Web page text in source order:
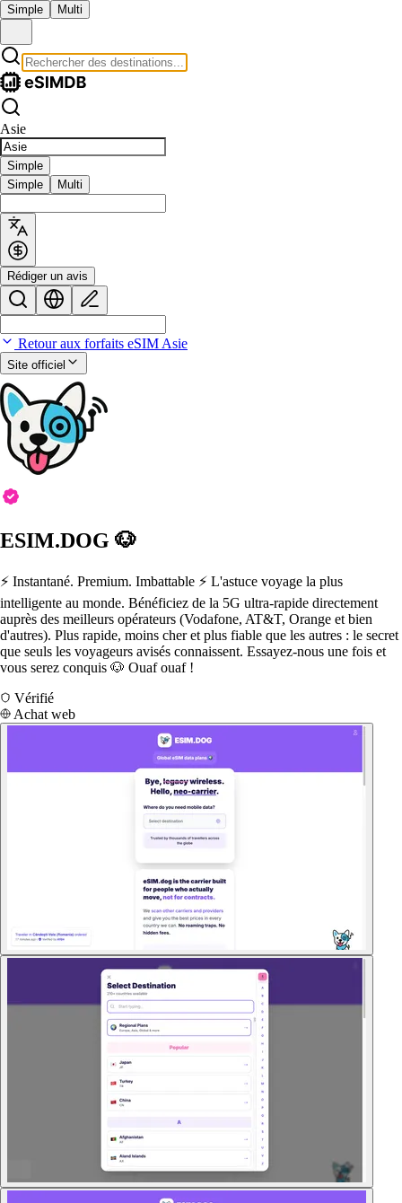
Simple Multi
Asie
Simple
Simple
Multi
Rédiger un avis
Retour aux forfaits eSIM Asie
Site officiel
ESIM.DOG 🐶
⚡️ Instantané. Premium. Imbattable ⚡️ L'astuce voyage la plus
intelligente au monde. Bénéficiez de la 5G ultra-rapide directement
auprès des meilleurs opérateurs (Vodafone, AT&T, Orange et bien
d'autres). Plus rapide, moins cher et plus fiable que les autres : le secret
que seuls les voyageurs avisés connaissent. Essayez-nous une fois et
vous serez conquis 🐶 Ouaf ouaf !
Vérifié
Achat web